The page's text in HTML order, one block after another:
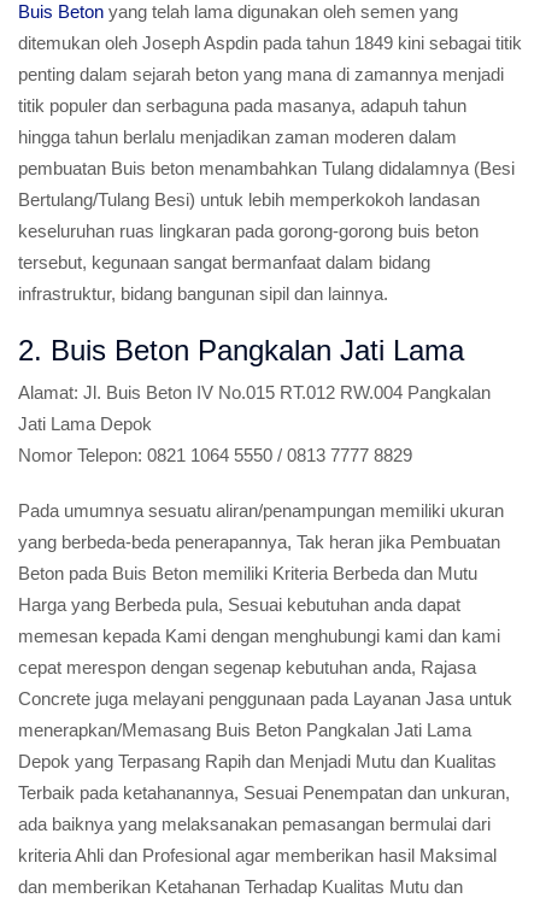
Buis Beton yang telah lama digunakan oleh semen yang
ditemukan oleh Joseph Aspdin pada tahun 1849 kini sebagai titik
penting dalam sejarah beton yang mana di zamannya menjadi
titik populer dan serbaguna pada masanya, adapuh tahun
hingga tahun berlalu menjadikan zaman moderen dalam
pembuatan Buis beton menambahkan Tulang didalamnya (Besi
Bertulang/Tulang Besi) untuk lebih memperkokoh landasan
keseluruhan ruas lingkaran pada gorong-gorong buis beton
tersebut, kegunaan sangat bermanfaat dalam bidang
infrastruktur, bidang bangunan sipil dan lainnya.
2. Buis Beton Pangkalan Jati Lama
Alamat: Jl. Buis Beton IV No.015 RT.012 RW.004 Pangkalan
Jati Lama Depok
Nomor Telepon: 0821 1064 5550 / 0813 7777 8829
Pada umumnya sesuatu aliran/penampungan memiliki ukuran
yang berbeda-beda penerapannya, Tak heran jika Pembuatan
Beton pada Buis Beton memiliki Kriteria Berbeda dan Mutu
Harga yang Berbeda pula, Sesuai kebutuhan anda dapat
memesan kepada Kami dengan menghubungi kami dan kami
cepat merespon dengan segenap kebutuhan anda, Rajasa
Concrete juga melayani penggunaan pada Layanan Jasa untuk
menerapkan/Memasang Buis Beton Pangkalan Jati Lama
Depok yang Terpasang Rapih dan Menjadi Mutu dan Kualitas
Terbaik pada ketahanannya, Sesuai Penempatan dan unkuran,
ada baiknya yang melaksanakan pemasangan bermulai dari
kriteria Ahli dan Profesional agar memberikan hasil Maksimal
dan memberikan Ketahanan Terhadap Kualitas Mutu dan